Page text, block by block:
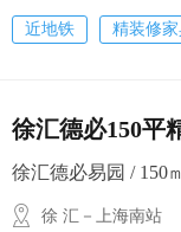
近地铁 精装修
徐汇德必150平
徐汇德必易园 / 150
徐 汇－上海南站